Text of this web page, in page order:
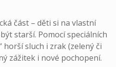
část – děti si na vlastní
starší. Pomocí speciálních
horší sluch i zrak (zelený či
zážitek i nové pochopení.